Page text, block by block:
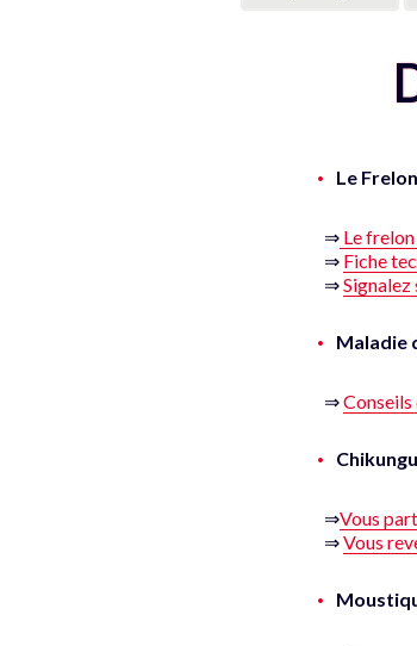
Le
⇒ Le
⇒ Fiche
⇒Signalez
Maladie
⇒
⇒Vous
⇒Vous